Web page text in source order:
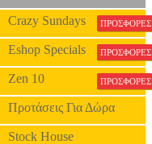
Crazy Sundays ΠΡΟΣΦΟΡΕΣ
Eshop Specials ΠΡΟΣΦΟΡΕΣ
Zen 10 ΠΡΟΣΦΟΡΕΣ
Προτάσεις Για Δώρα
Stock House